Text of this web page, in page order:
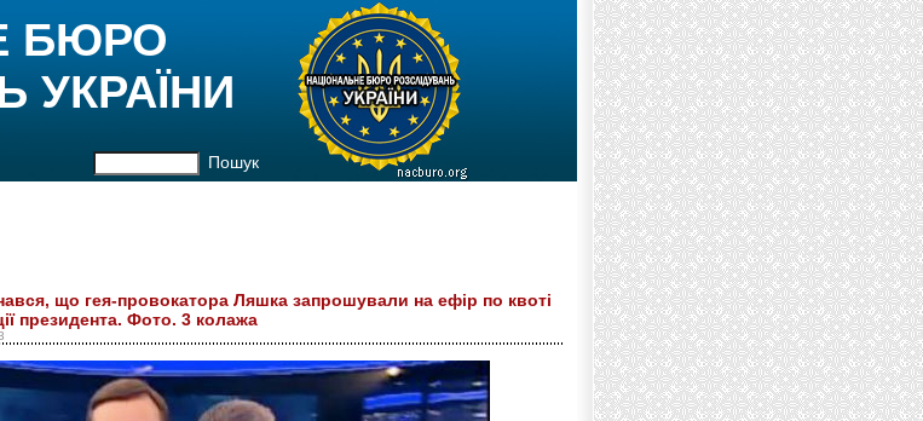
Пошук
БЮРО
УКРАЇНИ
що гея-провокатора Ляшка запрошували на ефір по квоті
президента. Фото. 3 колажа